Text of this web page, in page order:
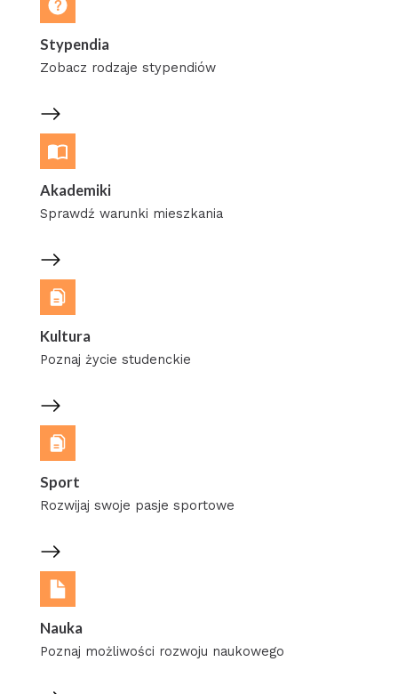
Stypendia
Zobacz rodzaje stypendiów
Akademiki
Sprawdź warunki mieszkania
Kultura
Poznaj życie studenckie
Sport
Rozwijaj swoje pasje sportowe
Nauka
Poznaj możliwości rozwoju naukowego